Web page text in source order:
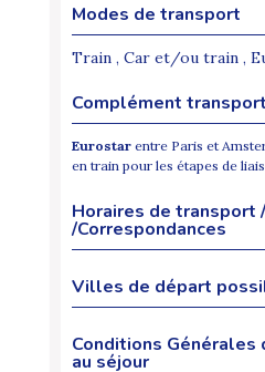
Modes de transport
Train , Car et/ou train ,
Complément transport
Eurostar entre Paris et
en train pour les étapes de
Horaires de transport
/Correspondances
Villes de départ
Conditions
au séjour